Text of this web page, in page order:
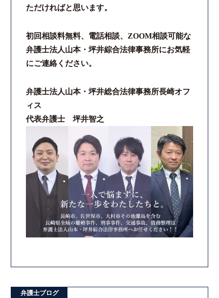
ただければと思います。
初回相談料無料、電話相談、ZOOM相談可能な
弁護士法人山本・坪井綜合法律事務所にお気軽
にご連絡ください。
弁護士法人山本・坪井総合法律事務所長崎オフ
ィス
代表弁護士 坪井智之
弁護士ブログ